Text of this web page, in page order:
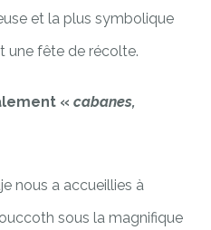
et la plus symbolique
une fête de récolte.
« cabanes,
nous a accueillies à
sous la magnifique